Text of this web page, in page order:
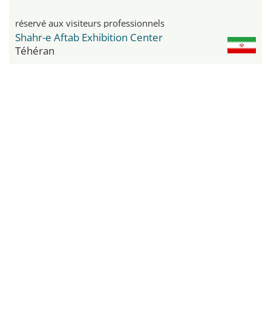
réservé aux visiteurs professionnels
Shahr-e Aftab Exhibition Center
Téhéran